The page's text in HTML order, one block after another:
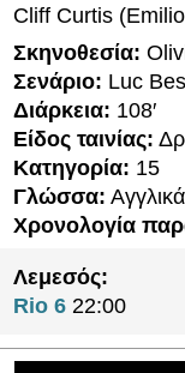
Cliff Curtis
Σκηνοθεσία:
Σενάριο: Luc
Διάρκεια: 108′
Είδος ταινίας:
Κατηγορία: 15
Γλώσσα: Αγγλικά
Χρονολογία
Λεμεσός:
Rio 6 22:00